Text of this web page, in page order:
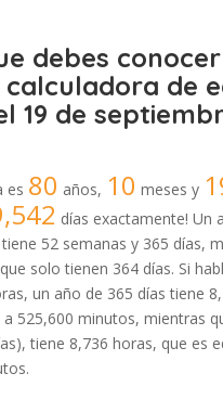
debes conocer
de
19 de
es 80 años, 10 meses y
días exactamente! Un
52 semanas y 365 días,
solo tienen 364 días. Si
un año de 365 días tiene
525,600 minutos, mientras
tiene 8,736 horas, que es